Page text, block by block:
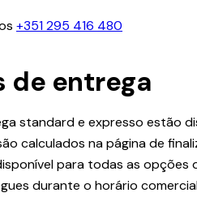
+351 295 416 480
de entrega
standard e expresso estão
calculados na página de
para todas as opções
durante o horário